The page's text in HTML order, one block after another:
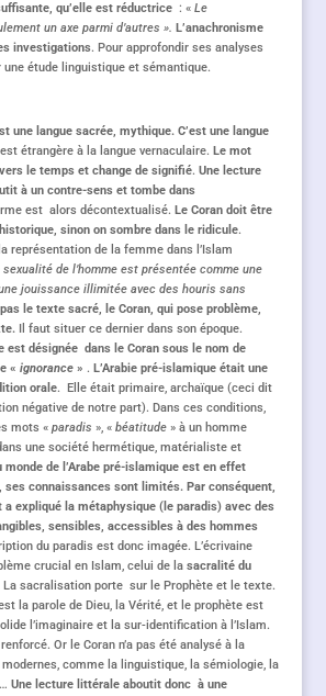
qu’elle est réductrice: « Le
un axe parmi d’autres ». L’anachronisme
investigations. Pour approfondir ses analyses
une étude linguistique et sémantique.
une langue sacrée, mythique. C’est une langue
étrangère à la langue vernaculaire. Le mot
le temps et change de signifié. Une lecture
à un contre-sens et tombe dans
est alors décontextualisé. Le Coran doit être
sinon on sombre dans le ridicule.
représentation de la femme dans l’Islam
de l’homme est présentée comme une
jouissance illimitée avec des houris sans
pas le texte sacré, le Coran, qui pose problème,
Il faut situer ce dernier dans son époque.
est désignée dans le Coran sous le nom de
« ignorance » . L’Arabie pré-islamique était une
orale. Elle était primaire, archaïque (ceci dit
négative de notre part). Dans ces conditions,
mots «paradis », «béatitude» à un homme
une société hermétique, matérialiste et
monde de l’Arabe pré-islamique est en effet
ses connaissances sont limités. Par conséquent,
a expliqué la métaphysique (le paradis) avec des
sensibles, accessibles à des hommes
du paradis est donc imagée. L’écrivaine
crucial en Islam, celui de la sacralité du
La sacralisation porte sur le Prophète et le texte.
la parole de Dieu, la Vérité, et le prophète est
l’imaginaire et la sur-identification à l’Islam.
Or le Coran n’a pas été analysé à la
comme la linguistique, la sémiologie, la
Une lecture littérale aboutit donc à une